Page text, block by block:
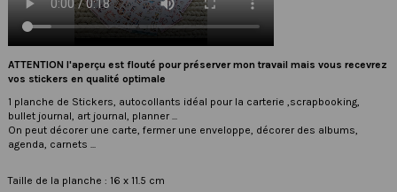
ATTENTION l'aperçu est flouté pour préserver mon travail mais vous recevrez
vos stickers en qualité optimale
1 planche de Stickers, autocollants idéal pour la carterie ,scrapbooking,
bullet journal, art journal, planner ...
On peut décorer une carte, fermer une enveloppe, décorer des albums,
agenda, carnets ...
Taille de la planche : 16 x 11.5 cm